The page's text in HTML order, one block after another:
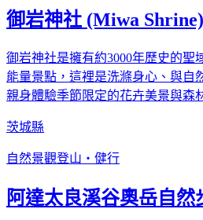
御岩神社 (Miwa Shrine)
御岩神社是擁有約3000年歷史的聖
能量景點，這裡是洗滌身心、與自
親身體驗季節限定的花卉美景與森
茨城縣
自然景觀登山・健行
阿達太良溪谷奧岳自然